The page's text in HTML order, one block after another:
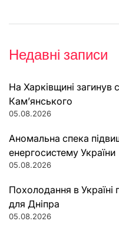
Недавні записи
На Харківщині загинув
Кам’янського
05.08.2026
Аномальна спека
енергосистему України
05.08.2026
Похолодання в Україні
для Дніпра
05.08.2026